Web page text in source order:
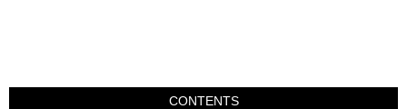
CONTENTS